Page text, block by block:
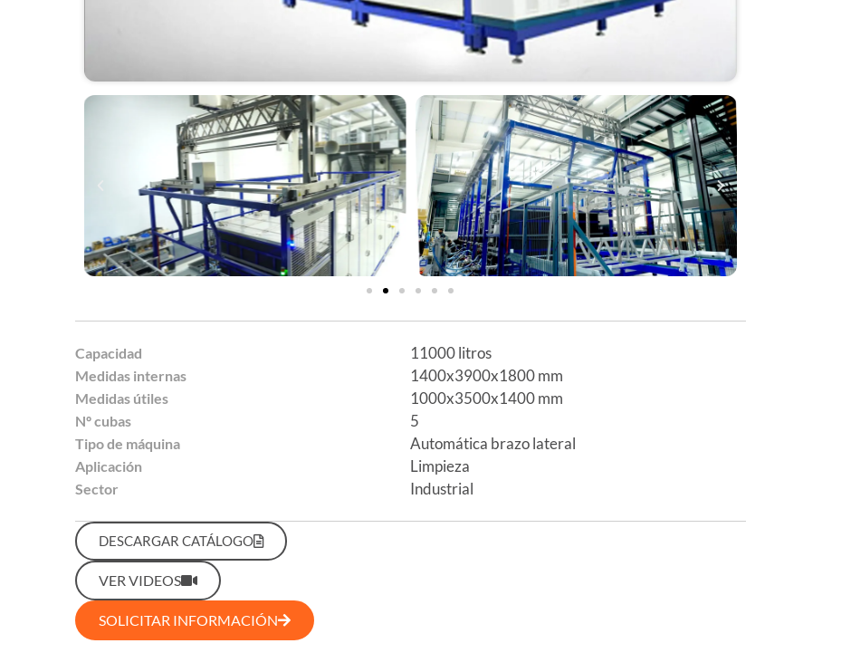
Capacidad 11000 litros
Medidas internas 1400x3900x1800 mm
Medidas útiles 1000x3500x1400 mm
Nº cubas 5
Tipo de máquina Automática brazo lateral
Aplicación Limpieza
Sector Industrial
DESCARGAR CATÁLOGO
VER VIDEOS
SOLICITAR INFORMACIÓN